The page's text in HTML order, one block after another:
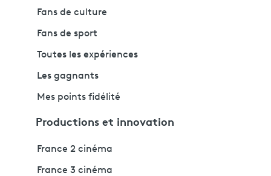
Fans de culture
Fans de sport
Toutes les expériences
Les gagnants
Mes points fidélité
Productions et innovation
France 2 cinéma
France 3 cinéma